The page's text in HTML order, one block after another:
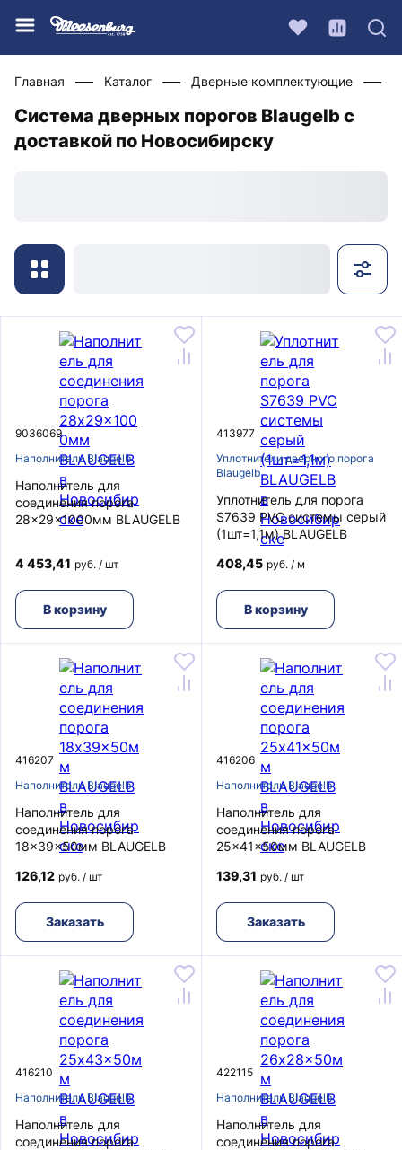
Главная Каталог Дверные комплектующие
Система дверных порогов Blaugelb с
доставкой по Новосибирску
9036069
Наполнители Blaugelb
Наполнитель для
соединения порога
28x29x1000мм BLAUGELB
4 453,41 руб. / шт
В корзину
413977
Уплотнители дверного порога
Blaugelb
Уплотнитель для порога
S7639 PVC системы серый
(1шт=1,1м) BLAUGELB
408,45 руб. / м
В корзину
416207
Наполнители Blaugelb
Наполнитель для
соединения порога
18x39x50мм BLAUGELB
126,12 руб. / шт
Заказать
416206
Наполнители Blaugelb
Наполнитель для
соединения порога
25x41x50мм BLAUGELB
139,31 руб. / шт
Заказать
416210
Наполнители Blaugelb
Наполнитель для
соединения порога
422115
Наполнители Blaugelb
Наполнитель для
соединения порога